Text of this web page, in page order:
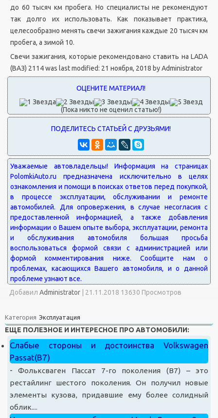
до 60 тысяч км пробега. Но специалисты не рекомендуют
так долго их использовать. Как показывает практика,
целесообразно менять свечи зажигания каждые 20 тысяч км
пробега, а зимой 10.
Свечи зажигания, которые рекомендовано ставить на LADA
(ВАЗ) 2114was last modified: 21 ноября, 2018 byAdministrator
(Пока никто не оценил статью!)
Добавил Administrator 21.11.2018 13630 Просмотров
Категория Эксплуатация
ЕЩЕ ПОЛЕЗНОЕ И ИНТЕРЕСНОЕ ПРО АВТОМОБИЛИ:
Слабые стороны и достоинства Volkswagen
Passat(B7)
-Фольксваген Пассат 7-го поколения (B7) – это
рестайлинг шестого поколения. Он получил новые
элементы кузова, придавшие ему более солидный
облик....